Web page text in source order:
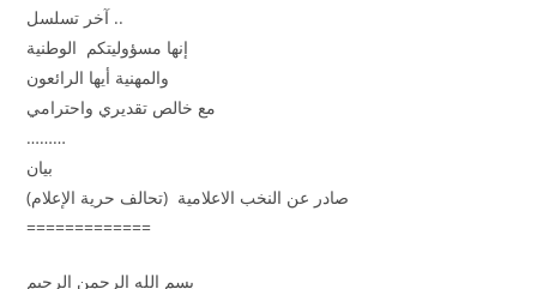
آخر تسلسل ..
إنها مسؤوليتكم الوطنية
………
=============